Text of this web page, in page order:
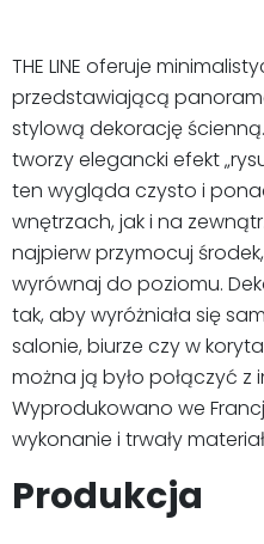
THE LINE oferuje
przedstawiającą
stylową dekorację
tworzy elegancki efekt
ten wygląda czysto i
wnętrzach, jak i na
najpierw przymocuj
wyrównaj do poziomu.
tak, aby wyróżniała się
salonie, biurze czy w
można ją było połączyć z
Wyprodukowano we
wykonanie i trwały
Produkcja